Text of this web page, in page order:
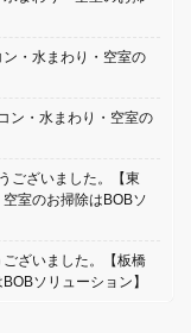
・水まわり・空室の
ン・水まわり・空室の
ございました。【東
室のお掃除はBOBソ
ざいました。【板橋
ソリューション】